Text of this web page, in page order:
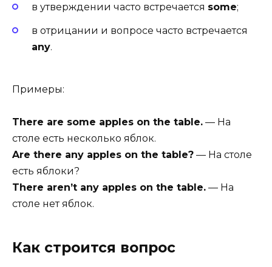
в утверждении часто встречается some;
в отрицании и вопросе часто встречается
any.
Примеры:
There are some apples on the table. — На
столе есть несколько яблок.
Are there any apples on the table? — На столе
есть яблоки?
There aren’t any apples on the table. — На
столе нет яблок.
Как строится вопрос